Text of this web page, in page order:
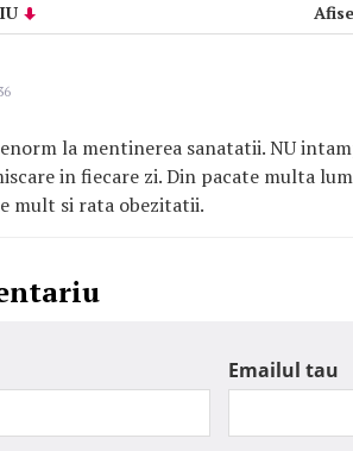
la mentinerea sanatatii. NU
in fiecare zi. Din pacate multa
mult si rata obezitatii.
Emailul tau